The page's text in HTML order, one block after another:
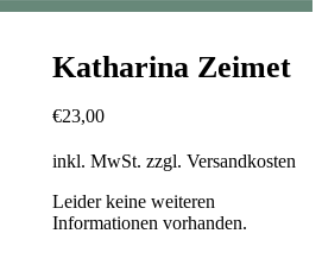
Katharina Zeimet
€23,00
inkl. MwSt. zzgl. Versandkosten
Leider keine weiteren
Informationen vorhanden.